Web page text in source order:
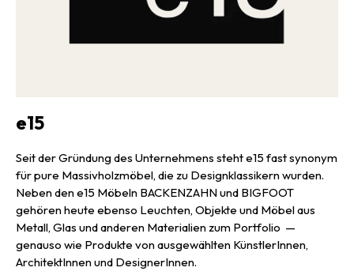
e15
Seit der Gründung des Unternehmens steht e15 fast synonym
für pure Massivholzmöbel, die zu Designklassikern wurden.
Neben den e15 Möbeln BACKENZAHN und BIGFOOT
gehören heute ebenso Leuchten, Objekte und Möbel aus
Metall, Glas und anderen Materialien zum Portfolio —
genauso wie Produkte von ausgewählten KünstlerInnen,
ArchitektInnen und DesignerInnen.